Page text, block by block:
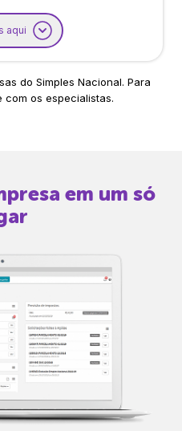
aqui
do Simples Nacional. Para
com os especialistas.
em um só